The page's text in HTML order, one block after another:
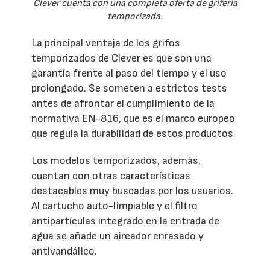
Clever cuenta con una completa oferta de grifería
temporizada.
La principal ventaja de los grifos
temporizados de Clever es que son una
garantía frente al paso del tiempo y el uso
prolongado. Se someten a estrictos tests
antes de afrontar el cumplimiento de la
normativa EN-816, que es el marco europeo
que regula la durabilidad de estos productos.
Los modelos temporizados, además,
cuentan con otras características
destacables muy buscadas por los usuarios.
Al cartucho auto-limpiable y el filtro
antipartículas integrado en la entrada de
agua se añade un aireador enrasado y
antivandálico.